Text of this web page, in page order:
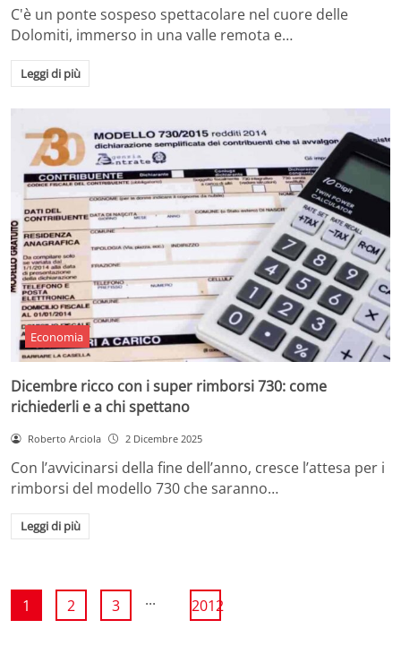
C'è un ponte sospeso spettacolare nel cuore delle
Dolomiti, immerso in una valle remota e…
Leggi di più
Economia
Dicembre ricco con i super rimborsi 730: come
richiederli e a chi spettano
Roberto Arciola 2 Dicembre 2025
Con l’avvicinarsi della fine dell’anno, cresce l’attesa per i
rimborsi del modello 730 che saranno…
Leggi di più
1 2 3 ... 2012